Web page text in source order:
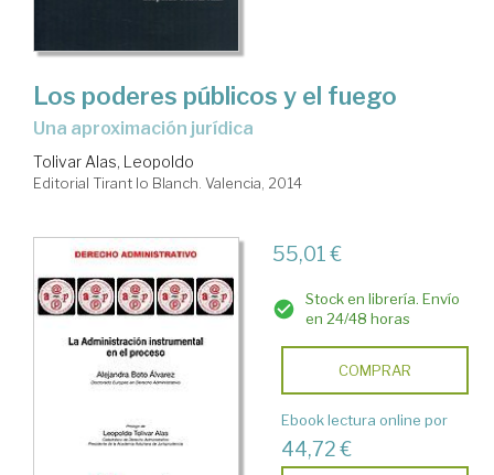
Los poderes públicos y el fuego
una aproximación jurídica
Tolivar Alas, Leopoldo
Editorial Tirant lo Blanch. Valencia, 2014
55,01 €
Stock en librería. Envío
en 24/48 horas
COMPRAR
Ebook lectura online por
44,72 €